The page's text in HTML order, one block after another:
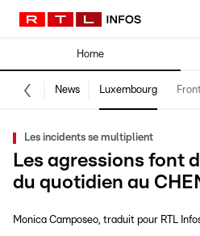
Home
News Luxembourg
Les incidents se multiplient
Les agressions font
du quotidien au
Monica Camposeo traduit pour RTL